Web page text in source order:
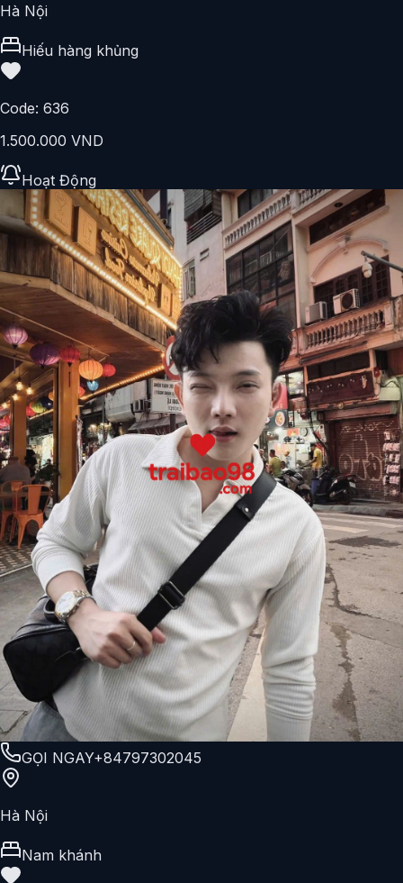
Hà Nội
Hiếu hàng khủng
Code: 636
1.500.000 VND
Hoạt Động
GỌI NGAY+84797302045
Hà Nội
Nam khánh